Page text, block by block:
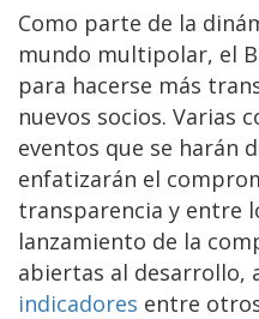
Como parte de la
mundo multipolar, el
para hacerse más
nuevos socios. Varias
eventos que se harán
enfatizarán el
transparencia y entre
lanzamiento de la
abiertas al desarrollo,
indicadores entre